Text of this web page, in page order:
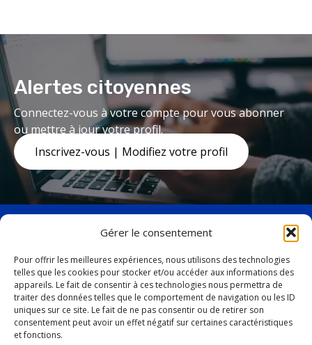
Gérer le consentement
Pour offrir les meilleures expériences, nous utilisons des technologies
telles que les cookies pour stocker et/ou accéder aux informations des
appareils. Le fait de consentir à ces technologies nous permettra de
traiter des données telles que le comportement de navigation ou les ID
uniques sur ce site. Le fait de ne pas consentir ou de retirer son
consentement peut avoir un effet négatif sur certaines caractéristiques
et fonctions.
Alertes citoyennes
Connectez-vous à votre compte pour vous abonner
ou mettre à jour votre profil.
Inscrivez-vous | Modifiez votre profil
facebook
twitter
19, avenue Marquette,
Baie-Comeau (Québec)
G4Z 1K5